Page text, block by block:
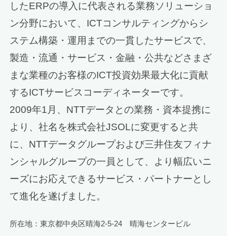
したERPの導入に代表される業務ソリューショ
ン分野において、ICTコンサルティングからシ
ステム構築・運用までの一貫したサービスで、
製造・流通・サービス・金融・公共などさまざ
まな業種のお客様のICT投資効果最大化に貢献
するICTサービスコーディネーターです。
2009年1月、NTTデータとの業務・資本提携に
より、社名を株式会社JSOLに変更すると共
に、NTTデータグループおよび三井住友フィナ
ンシャルグループの一員として、より幅広いニ
ーズにお応えできるサービス・パートナーとし
て進化を遂げました。
所在地：東京都中央区晴海2-5-24 晴海センタービル